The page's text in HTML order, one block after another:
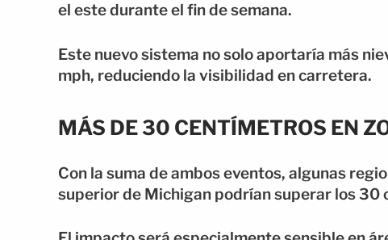
el este durante el fin de semana.
Este nuevo sistema no solo aportaría más
mph, reduciendo la visibilidad en carretera.
MÁS DE 30 CENTÍMETROS EN
Con la suma de ambos eventos, algunas
superior de Michigan podrían superar los 30